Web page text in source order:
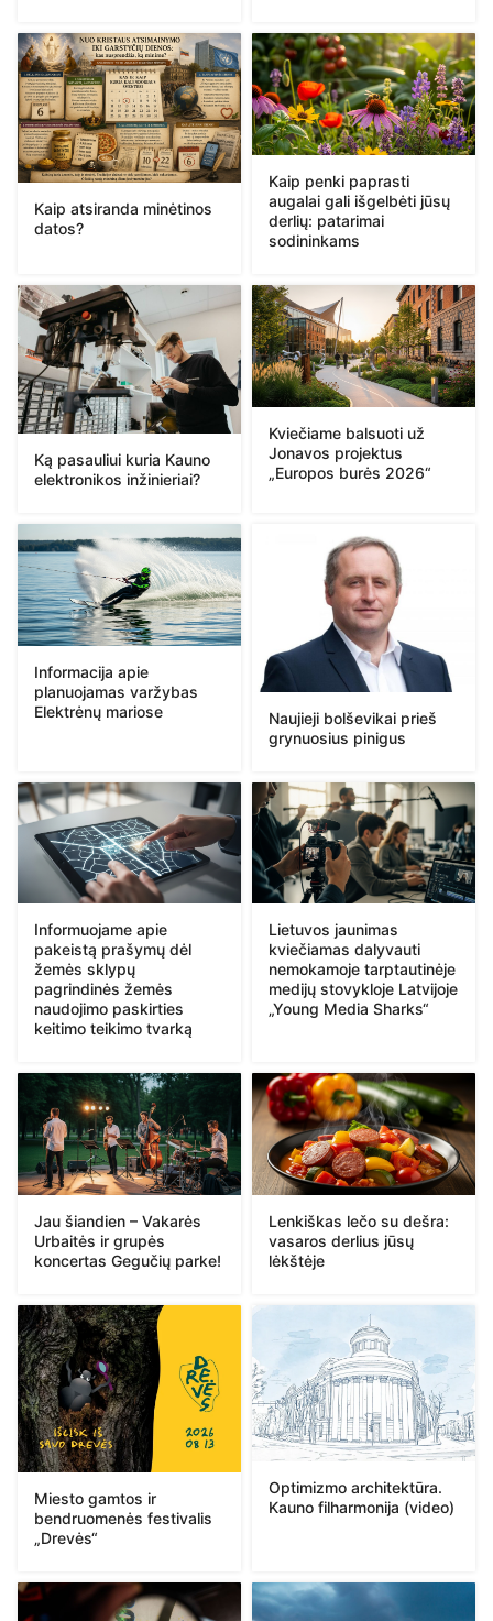
Kaip atsiranda minėtinos
datos?
Kaip penki paprasti
augalai gali išgelbėti jūsų
derlių: patarimai
sodininkams
Ką pasauliui kuria Kauno
elektronikos inžinieriai?
Kviečiame balsuoti už
Jonavos projektus
„Europos burės 2026“
Informacija apie
planuojamas varžybas
Elektrėnų mariose
Naujieji bolševikai prieš
grynuosius pinigus
Informuojame apie
pakeistą prašymų dėl
žemės sklypų
pagrindinės žemės
naudojimo paskirties
keitimo teikimo tvarką
Lietuvos jaunimas
kviečiamas dalyvauti
nemokamoje tarptautinėje
medijų stovykloje Latvijoje
„Young Media Sharks“
Jau šiandien – Vakarės
Urbaitės ir grupės
koncertas Gegučių parke!
Lenkiškas lečo su dešra:
vasaros derlius jūsų
lėkštėje
Miesto gamtos ir
bendruomenės festivalis
„Drevės“
Optimizmo architektūra.
Kauno filharmonija (video)